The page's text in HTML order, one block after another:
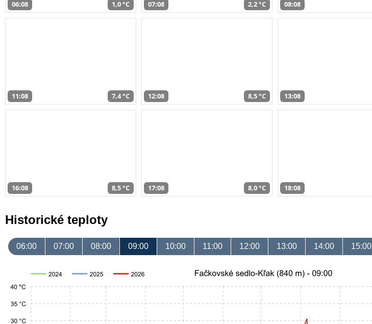
06:08 1,0 °C 07:08 2,2 °C 08:08
11:08 7,4 °C 12:08 8,5 °C 13:08
16:08 8,5 °C 17:08 8,0 °C 18:08
Historické teploty
06:00 07:00 08:00 09:00 10:00 11:00 12:00 13:00 14:00 15:00